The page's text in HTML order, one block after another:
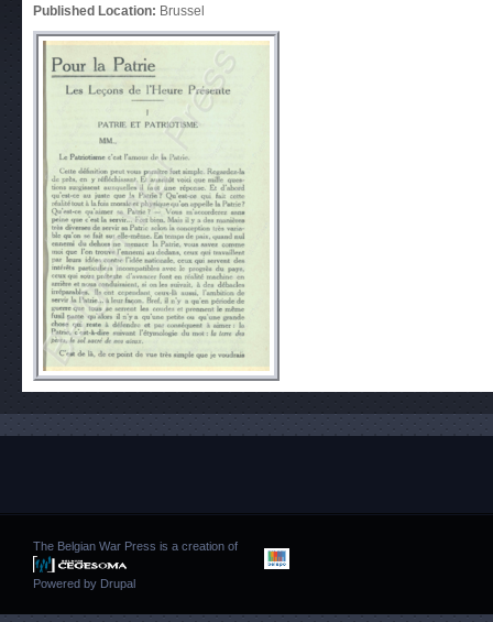
Published Location: Brussel
The Belgian War Press is a creation of
Powered by Drupal